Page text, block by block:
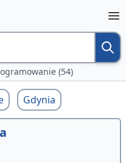
(54)
Gdynia